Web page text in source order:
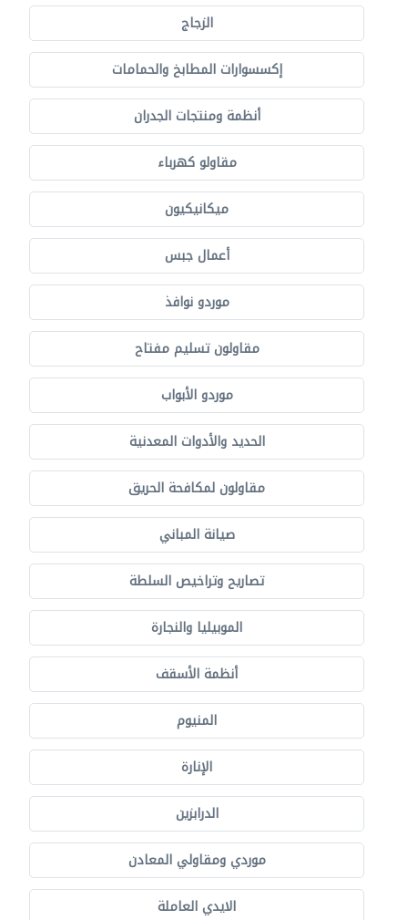
الزجاج
إكسسوارات المطابخ والحمامات
أنظمة ومنتجات الجدران
مقاولو كهرباء
ميكانيكيون
أعمال جبس
موردو نوافذ
مقاولون تسليم مفتاح
موردو الأبواب
الحديد والأدوات المعدنية
مقاولون لمكافحة الحريق
صيانة المباني
تصاريح وتراخيص السلطة
الموبيليا والنجارة
أنظمة الأسقف
المنيوم
الإنارة
الدرابزين
موردي ومقاولي المعادن
الايدي العاملة